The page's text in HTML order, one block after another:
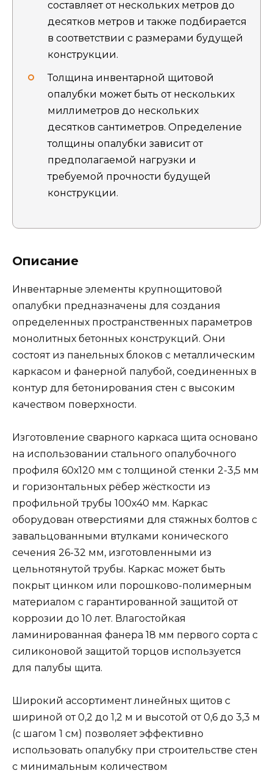
составляет от нескольких метров до
десятков метров и также подбирается
в соответствии с размерами будущей
конструкции.
Толщина инвентарной щитовой
опалубки может быть от нескольких
миллиметров до нескольких
десятков сантиметров. Определение
толщины опалубки зависит от
предполагаемой нагрузки и
требуемой прочности будущей
конструкции.
Описание
Инвентарные элементы крупнощитовой
опалубки предназначены для создания
определенных пространственных параметров
монолитных бетонных конструкций. Они
состоят из панельных блоков с металлическим
каркасом и фанерной палубой, соединенных в
контур для бетонирования стен с высоким
качеством поверхности.
Изготовление сварного каркаса щита основано
на использовании стального опалубочного
профиля 60х120 мм с толщиной стенки 2-3,5 мм
и горизонтальных рёбер жёсткости из
профильной трубы 100х40 мм. Каркас
оборудован отверстиями для стяжных болтов с
завальцованными втулками конического
сечения 26-32 мм, изготовленными из
цельнотянутой трубы. Каркас может быть
покрыт цинком или порошково-полимерным
материалом с гарантированной защитой от
коррозии до 10 лет. Влагостойкая
ламинированная фанера 18 мм первого сорта с
силиконовой защитой торцов используется
для палубы щита.
Широкий ассортимент линейных щитов с
шириной от 0,2 до 1,2 м и высотой от 0,6 до 3,3 м
(с шагом 1 см) позволяет эффективно
использовать опалубку при строительстве стен
с минимальным количеством